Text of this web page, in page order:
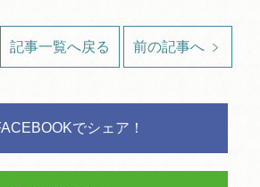
記事一覧へ戻る 前の記事へ
でシェア！